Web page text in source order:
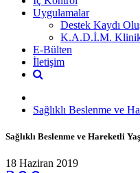
Uygulamalar
Destek Kaydı
K.A.D.İ.M. Klinik
E-Bülten
İletişim
Sağlıklı Beslenme ve
Sağlıklı Beslenme ve Hareketli
18 Haziran 2019